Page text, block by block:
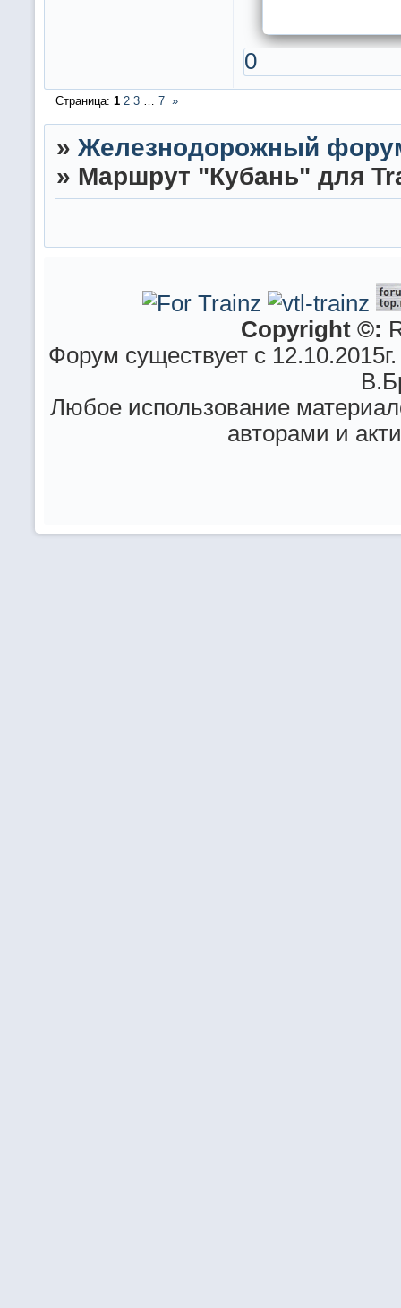
0
Страница: 1 2 3 7 »
» Железнодорожный
» Маршрут "Кубань" для
Copyright ©:
Форум существует с
Любое использование
авторами и